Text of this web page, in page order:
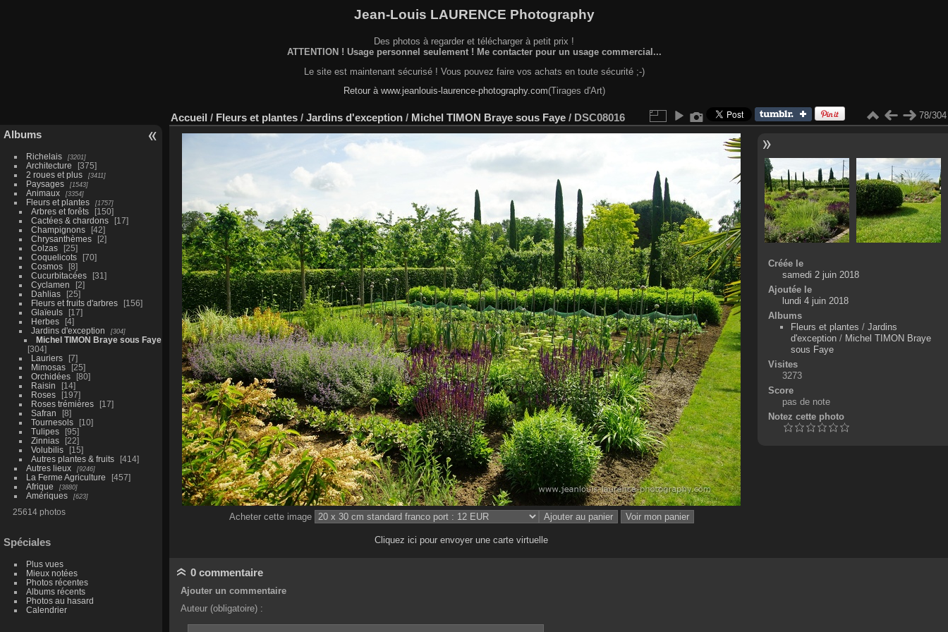
Jean-Louis LAURENCE Photography
Des photos à regarder et télécharger à petit prix !
ATTENTION ! Usage personnel seulement ! Me contacter pour un usage commercial...
Le site est maintenant sécurisé ! Vous pouvez faire vos achats en toute sécurité ;-)
Retour à www.jeanlouis-laurence-photography.com(Tirages d'Art)
Albums
Richelais 3201
Architecture
375
2 roues et plus
3411
Paysages 1543
Animaux 3354
Fleurs et plantes 1757
Arbres et forêts
150
Cactées & chardons
17
Champignons
42
Chrysanthèmes
2
Colzas
25
Coquelicots
70
Cosmos
8
Cucurbitacées
31
Cyclamen
2
Dahlias
25
Fleurs et fruits d'arbres
156
Glaïeuls
17
Herbes
4
Jardins d'exception
304
Michel TIMON Braye sous Faye
304
Lauriers
7
Mimosas
25
Orchidées
80
Raisin
14
Roses
197
Roses trémières
17
Safran
8
Tournesols
10
Tulipes
95
Zinnias
22
Volubilis
15
Autres plantes & fruits
414
Autres lieux
9246
La Ferme Agriculture
457
Afrique
3880
Amériques 623
25614 photos
Spéciales
Plus vues
Mieux notées
Photos récentes
Albums récents
Photos au hasard
Calendrier
Accueil / Fleurs et plantes / Jardins d'exception / Michel TIMON Braye sous Faye / DSC08016 78/304
Acheter cette image
Cliquez ici pour envoyer une carte virtuelle
Créée le
samedi 2 juin 2018
Ajoutée le
lundi 4 juin 2018
Albums
Fleurs et plantes /Jardins
d'exception / Michel TIMON Braye
sous Faye
Visites
3273
Score
pas de note
Notez cette photo
0 commentaire
Ajouter un commentaire
Auteur (obligatoire) :